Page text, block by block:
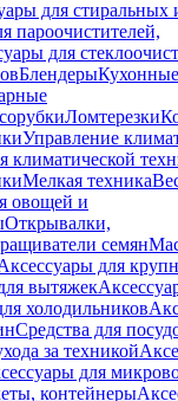
для
пароочистителей,
для
Блендеры
Ломтерезки
Управление
климатической
Мелкая техника
овощей и
Открывалки,
семян
для
вытяжек
холодильников
Средства для
за техникой
для
контейнеры